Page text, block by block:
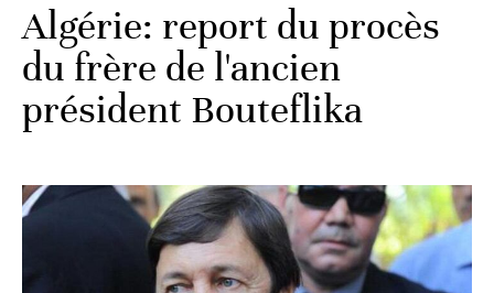
Algérie: report du procès
du frère de l'ancien
président Bouteflika